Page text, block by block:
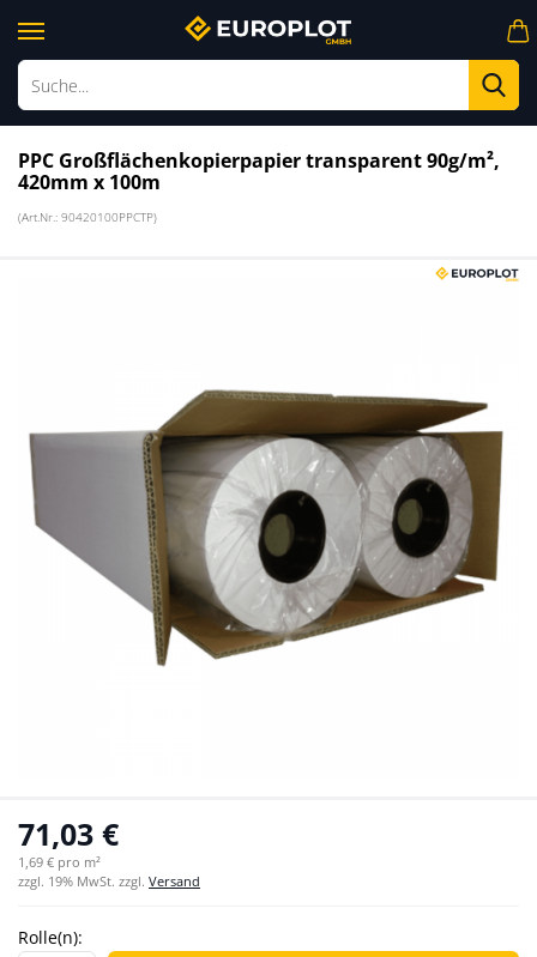
PPC Großflächenkopierpapier transparent 90g/m²,
420mm x 100m
(Art.Nr.: 90420100PPCTP)
71,03 €
1,69 € pro m²
zzgl. 19% MwSt. zzgl. Versand
Rolle(n):